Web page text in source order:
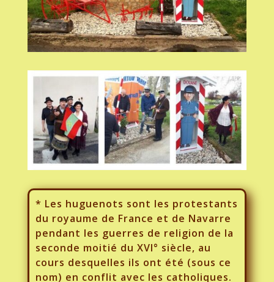
* Les huguenots sont les protestants
du royaume de France et de Navarre
pendant les guerres de religion de la
seconde moitié du XVI° siècle, au
cours desquelles ils ont été (sous ce
nom) en conflit avec les catholiques.